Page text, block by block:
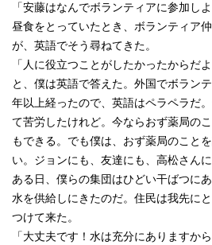
「安藤はなんでボランティアに参加し
昼食をとっていたとき、ボランティア
が、英語でそう尋ねてきた。
「人に役立つことがしたかったからだよ
と、僕は英語で答えた。外国でボラン
年以上経ったので、英語はペラペラだ
て苦労したけれど。今ならおず薬局の
もできる。でも僕は、おず薬局のこと
い。ジョンにも、友達にも、高松さんに
ある日、僕らの集団はひどい干ばつに
水を供給しにきたのだ。住民は我先に
つけて来た。
「大丈夫です！水は充分にありますか